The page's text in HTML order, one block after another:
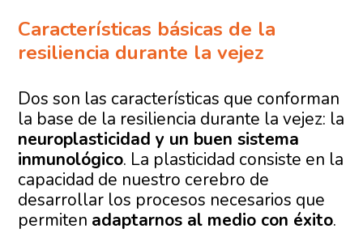
Características básicas de la
resiliencia durante la vejez
Dos son las características que conforman
la base de la resiliencia durante la vejez: la
neuroplasticidad y un buen sistema
inmunológico. La plasticidad consiste en la
capacidad de nuestro cerebro de
desarrollar los procesos necesarios que
permiten adaptarnos al medio con éxito.